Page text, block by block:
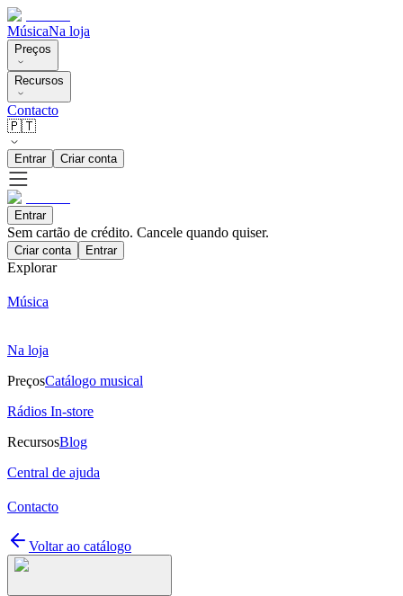
MúsicaNa loja
Preços
Recursos
Contacto
🇵🇹
Entrar Criar conta
Entrar
Sem cartão de crédito. Cancele quando quiser.
Criar conta Entrar
Explorar
Música
Na loja
PreçosCatálogo musical
Rádios In-store
RecursosBlog
Central de ajuda
Contacto
Voltar ao catálogo